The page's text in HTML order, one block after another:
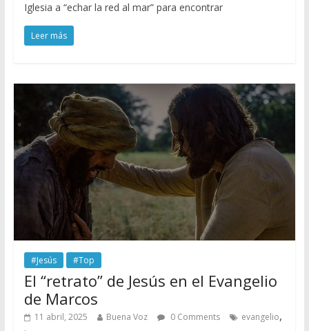
Iglesia a “echar la red al mar” para encontrar
Leer más
#Jesús #Top
El “retrato” de Jesús en el Evangelio
de Marcos
11 abril, 2025 Buena Voz 0 Comments evangelio,